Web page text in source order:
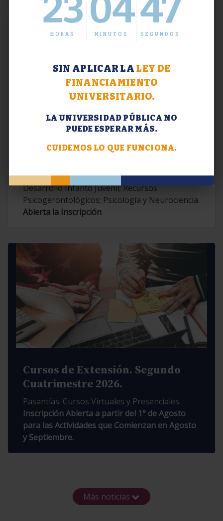
23
HORAS
04
MINUTOS
47
SEGUNDOS
SIN APLICAR LA LEY DE
FINANCIAMIENTO
UNIVERSITARIO.
LA UNIVERSIDAD PÚBLICA NO
PUEDE ESPERAR MÁS.
CUIDEMOS LO QUE FUNCIONA.
Extensión. Diplomaturas 2026.
Contemporáneas; Problemáticas en el
Desarrollo Infanto Juvenil; Recursos
Psicogerontológicos; Psicología y Neurociencia.
Abierta la Inscripción
Cursos de Extensión. Segundo
Cuatrimestre 2026.
Pasantías. Cursos Virtuales y Presenciales.
Inscripción Abierta a partir del 1° de Agosto
para las Actividades que Comienzan en Agosto
y Septiembre.
Más noticias